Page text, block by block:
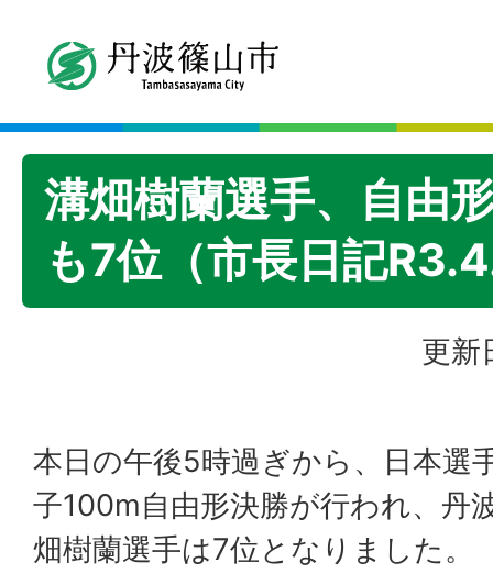
溝畑樹蘭選手、自由
も7位（市長日記
更新
本日の午後5時過ぎから、日本選
子100m自由形決勝が行われ、丹
畑樹蘭選手は7位となりました。